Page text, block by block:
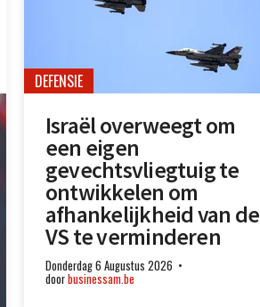
DEFENSIE
Israël overweegt om
een eigen
gevechtsvliegtuig te
ontwikkelen om
afhankelijkheid van de
VS te verminderen
Donderdag 6 Augustus 2026
doorbusinessam.be